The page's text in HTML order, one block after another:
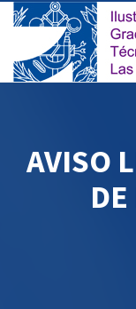
AVISO L
DE